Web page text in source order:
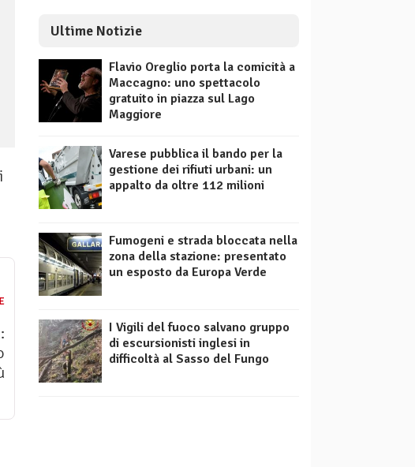
Ultime Notizie
Flavio Oreglio porta la comicità a
Maccagno: uno spettacolo
gratuito in piazza sul Lago
Maggiore
Varese pubblica il bando per la
gestione dei rifiuti urbani: un
appalto da oltre 112 milioni
Fumogeni e strada bloccata nella
zona della stazione: presentato
un esposto da Europa Verde
I Vigili del fuoco salvano gruppo
di escursionisti inglesi in
difficoltà al Sasso del Fungo